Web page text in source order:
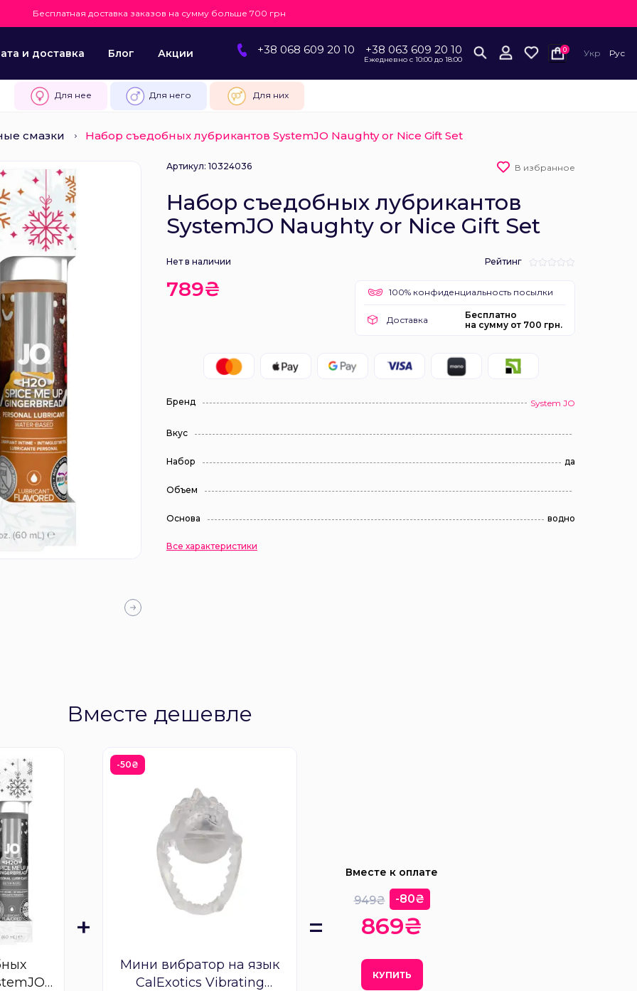
Бесплатная доставка заказов на сумму больше 700 грн
и доставка Блог Акции +38 068 609 20 10 +38 063 609 20 10
Ежедневно с 10:00 до 18:00
0 Укр Рус
Для нее Для него Для них
смазки Набор съедобных лубрикантов SystemJO Naughty or Nice Gift Set
Артикул: 10324036 В избранное
Набор съедобных лубрикантов
SystemJO Naughty or Nice Gift Set
Нет в наличии Рейтинг
789₴ 100% конфиденциальность посылки
Доставка
Бесплатно
на сумму от 700 грн.
Бренд System JO
Вкус
Набор да
Объем
Основа водно
Все характеристики
Вместе дешевле
+
-50₴
Мини вибратор на язык
CalExotics Vibrating
=
Вместе к оплате
949₴ -80₴
869₴
КУПИТЬ